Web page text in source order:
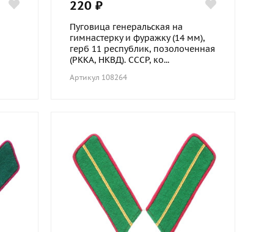
220 ₽
Пуговица генеральская на
гимнастерку и фуражку (14 мм),
герб 11 республик, позолоченная
(РККА, НКВД). СССР, ко...
Артикул 108264